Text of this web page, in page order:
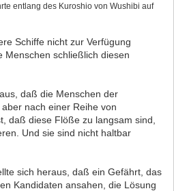
entlang des Kuroshio von Wushibi auf
Schiffe nicht zur Verfügung
Menschen schließlich diesen
daß die Menschen der
nach einer Reihe von
daß diese Flöße zu langsam sind,
Und sie sind nicht haltbar
sich heraus, daß ein Gefährt, das
Kandidaten ansahen, die Lösung